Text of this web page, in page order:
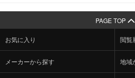
PAGE TOP
お気に入り 閲覧
メーカーから探す 地域